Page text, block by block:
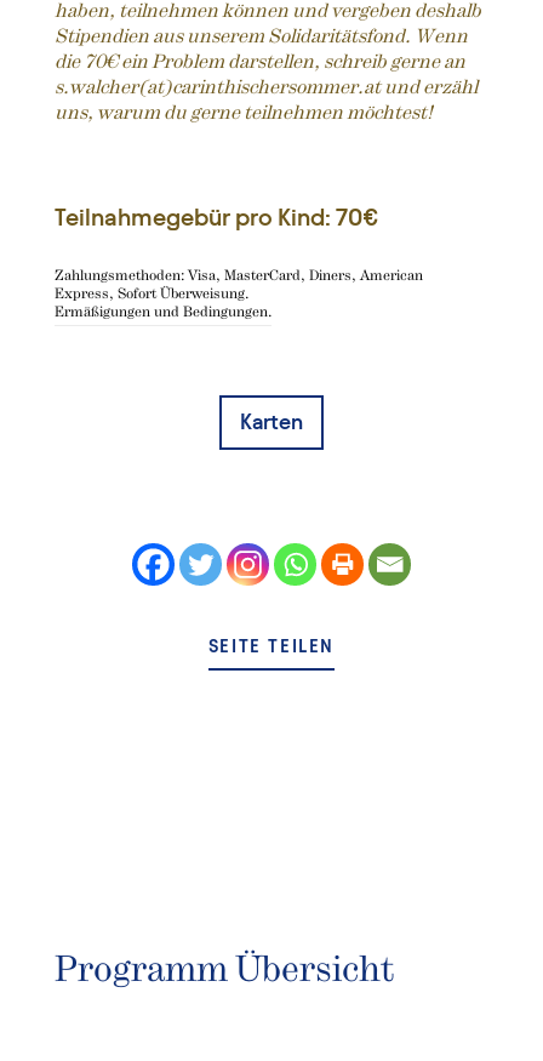
haben, teilnehmen können und vergeben deshalb
Stipendien aus unserem Solidaritätsfond. Wenn
die 70€ ein Problem darstellen, schreib gerne an
s.walcher(at)carinthischersommer.at und erzähl
uns, warum du gerne teilnehmen möchtest!
Teilnahmegebür pro Kind: 70€
Zahlungsmethoden: Visa, MasterCard, Diners, American
Express, Sofort Überweisung.
Ermäßigungen und Bedingungen.
Karten
SEITE TEILEN
Programm Übersicht